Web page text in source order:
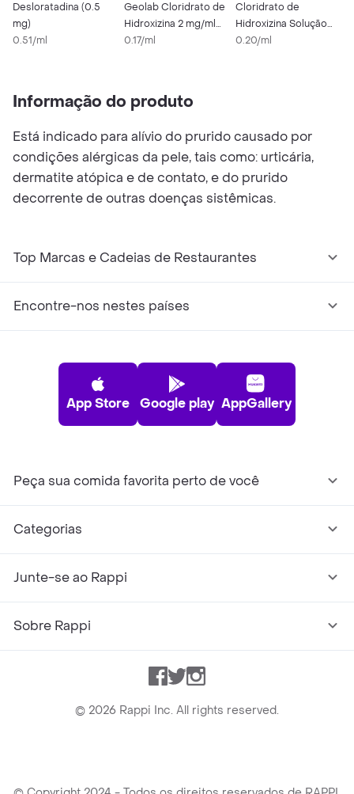
Desloratadina (0.5
mg)
0.51/ml
Geolab Cloridrato de
Hidroxizina 2 mg/ml
Caixa 1 Frasco 120ml
0.17/ml
Cloridrato de
Hidroxizina Solução
Oral 2 mg/ml 120 ml
0.20/ml
Informação do produto
Está indicado para alívio do prurido causado por
condições alérgicas da pele, tais como: urticária,
dermatite atópica e de contato, e do prurido
decorrente de outras doenças sistêmicas.
Top Marcas e Cadeias de Restaurantes
Encontre-nos nestes países
App Store Google play AppGallery
Peça sua comida favorita perto de você
Categorias
Junte-se ao Rappi
Sobre Rappi
Facebook
TwitterInstagram
© 2026 Rappi Inc. All rights reserved.